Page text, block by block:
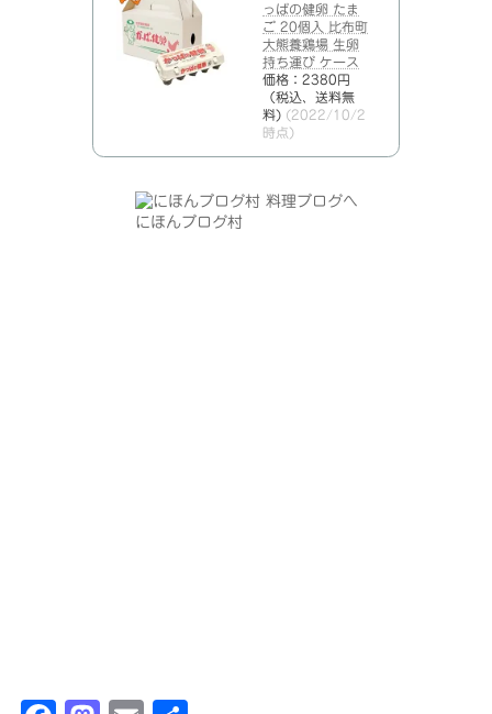
っぱの健卵 たま
ご 20個入 比布町
大熊養鶏場 生卵
持ち運び ケース
価格：2380円
（税込、送料無
料) (2022/10/2
時点)
にほんブログ村